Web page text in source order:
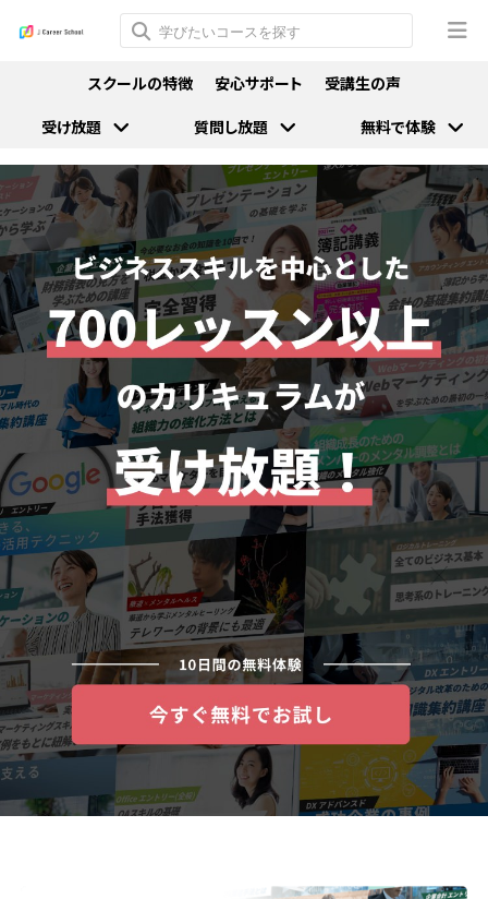
スクールの特徴 安心サポート
受講生の声
受け放題
質問し放題 無料で体験